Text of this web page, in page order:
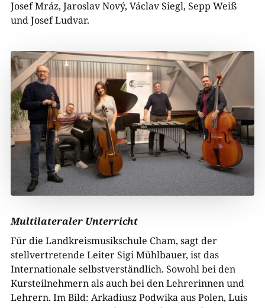
Josef Mráz, Jaroslav Nový, Václav Siegl, Sepp Weiß
und Josef Ludvar.
Multilateraler Unterricht
Für die Landkreismusikschule Cham, sagt der
stellvertretende Leiter Sigi Mühlbauer, ist das
Internationale selbstverständlich. Sowohl bei den
Kursteilnehmern als auch bei den Lehrerinnen und
Lehrern. Im Bild: Arkadiusz Podwika aus Polen, Luis